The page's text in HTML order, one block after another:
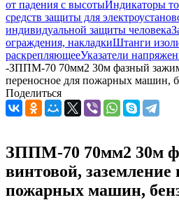
от падения с высотыИндикаторы
средств защиты для
индивидуальной защиты человека
ограждения, накладкиШтанги
раскрепляющееУказатели
-ЗППМ-70 70мм2 30м фазный зажим
переносное для пожарных машин,
Поделиться
ЗППМ-70 70мм2 30м
винтовой, заземление
пожарных машин,